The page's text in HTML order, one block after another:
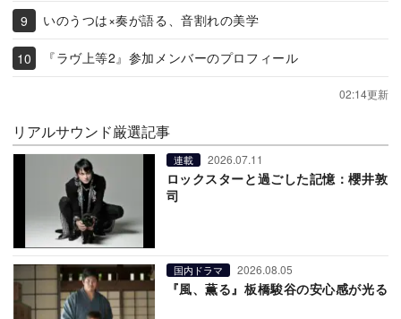
いのうつは×奏が語る、音割れの美学
『ラヴ上等2』参加メンバーのプロフィール
02:14更新
リアルサウンド厳選記事
連載 2026.07.11
ロックスターと過ごした記憶：櫻井敦
司
国内ドラマ 2026.08.05
『風、薫る』板橋駿谷の安心感が光る